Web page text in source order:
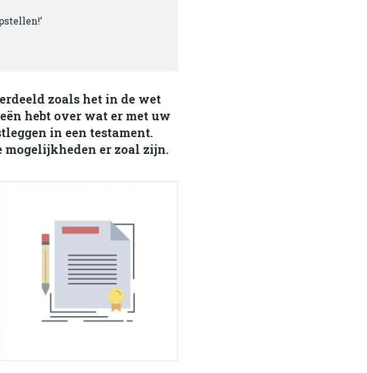
zoals het in de wet
hebt over wat er met uw
in een testament.
mogelijkheden er zoal zijn.